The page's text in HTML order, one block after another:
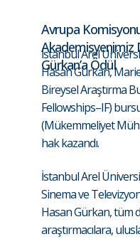
Avrupa
Akademisyenimiz
Gürkan’a Ödül
İstanbul Arel
Hasan Gürkan,
Bireysel Araştırma
Fellowships–IF)
(Mükemmeliyet
hak kazandı.
İstanbul Arel
Sinema ve
Hasan Gürkan, tüm
araştırmacılara,